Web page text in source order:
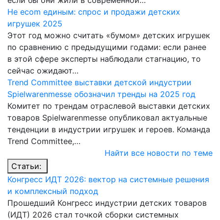
Не ecom единым: спрос и продажи детских
игрушек 2025
Этот год можно считать «бумом» детских игрушек
по сравнению с предыдущими годами: если ранее
в этой сфере эксперты наблюдали стагнацию, то
сейчас ожидают…
Trend Committee выставки детской индустрии
Spielwarenmesse обозначил тренды на 2025 год
Комитет по трендам отраслевой выставки детских
товаров Spielwarenmesse опубликовал актуальные
тенденции в индустрии игрушек и героев. Команда
Trend Committee,…
Найти все новости по теме
Статьи:
Конгресс ИДТ 2026: вектор на системные решения
и комплексный подход
Прошедший Конгресс индустрии детских товаров
(ИДТ) 2026 стал точкой сборки системных